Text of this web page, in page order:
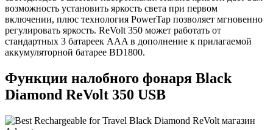
возможность установить яркость света при первом
включении, плюс технология PowerTap позволяет мгновенно
регулировать яркость. ReVolt 350 может работать от
стандартных 3 батареек AAA в дополнение к прилагаемой
аккумуляторной батарее BD1800.
Функции налобного фонаря Black
Diamond ReVolt 350 USB